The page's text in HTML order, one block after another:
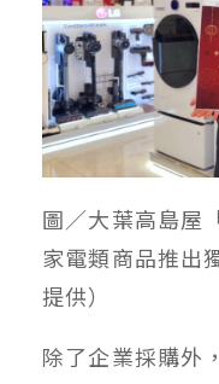
圖／大葉高島屋
家電類商品推出
提供）
除了企業採購外